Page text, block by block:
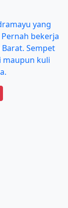
yang
bekerja
Sempet
maupun kuli